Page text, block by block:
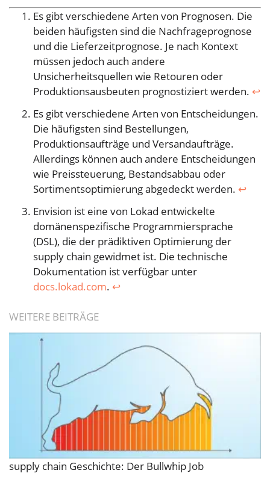
Es gibt verschiedene Arten von Prognosen. Die
beiden häufigsten sind die Nachfrageprognose
und die Lieferzeitprognose. Je nach Kontext
müssen jedoch auch andere
Unsicherheitsquellen wie Retouren oder
Produktionsausbeuten prognostiziert werden. ↩︎
Es gibt verschiedene Arten von Entscheidungen.
Die häufigsten sind Bestellungen,
Produktionsaufträge und Versandaufträge.
Allerdings können auch andere Entscheidungen
wie Preissteuerung, Bestandsabbau oder
Sortimentsoptimierung abgedeckt werden. ↩︎
Envision ist eine von Lokad entwickelte
domänenspezifische Programmiersprache
(DSL), die der prädiktiven Optimierung der
supply chain gewidmet ist. Die technische
Dokumentation ist verfügbar unter
docs.lokad.com. ↩︎
WEITERE BEITRÄGE
supply chain Geschichte: Der Bullwhip Job